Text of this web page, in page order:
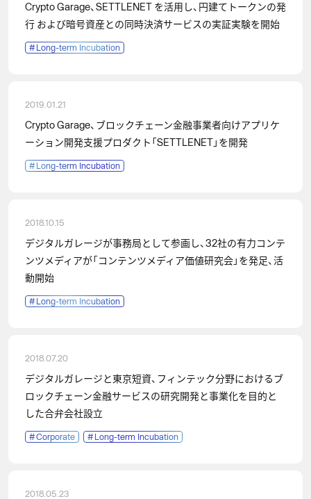
Crypto Garage、SETTLENET を活用し、円建てトークンの発
行 および暗号資産との同時決済サービスの実証実験を開始
# Long-term Incubation
2019.01.21
Crypto Garage、ブロックチェーン金融事業者向けアプリケ
ーション開発支援プロダクト「SETTLENET」を開発
# Long-term Incubation
2018.10.15
デジタルガレージが事務局として参画し、32社の有力コンテ
ンツメディアが「コンテンツメディア価値研究会」を発足、活
動開始
# Long-term Incubation
2018.07.20
デジタルガレージと東京短資、フィンテック分野におけるブ
ロックチェーン金融サービスの研究開発と事業化を目的と
した合弁会社設立
#Corporate # Long-term Incubation
2018.05.23